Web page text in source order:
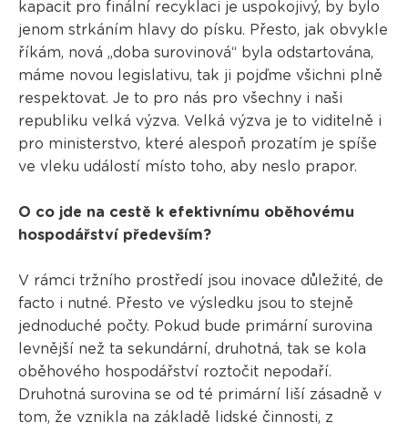
kapacit pro finální recyklaci je uspokojivý, by bylo
jenom strkáním hlavy do písku. Přesto, jak obvykle
říkám, nová „doba surovinová“ byla odstartována,
máme novou legislativu, tak ji pojďme všichni plně
respektovat. Je to pro nás pro všechny i naši
republiku velká výzva. Velká výzva je to viditelně i
pro ministerstvo, které alespoň prozatím je spíše
ve vleku událostí místo toho, aby neslo prapor.
O co jde na cestě k efektivnímu oběhovému
hospodářství především?
V rámci tržního prostředí jsou inovace důležité, de
facto i nutné. Přesto ve výsledku jsou to stejně
jednoduché počty. Pokud bude primární surovina
levnější než ta sekundární, druhotná, tak se kola
oběhového hospodářství roztočit nepodaří.
Druhotná surovina se od té primární liší zásadně v
tom, že vznikla na základě lidské činnosti, z